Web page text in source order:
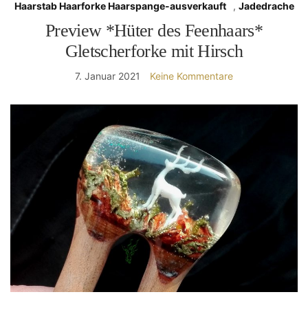
Haarstab Haarforke Haarspange-ausverkauft , Jadedrache
Preview *Hüter des Feenhaars*
Gletscherforke mit Hirsch
7. Januar 2021 Keine Kommentare